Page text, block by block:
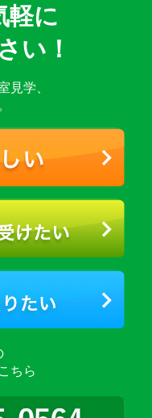
軽に
い！
見学、
ちら